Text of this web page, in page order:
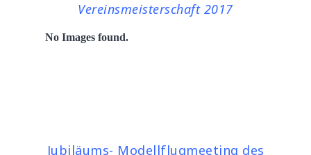
Vereinsmeisterschaft 2017
No Images found.
Jubiläums- Modellflugmeeting des